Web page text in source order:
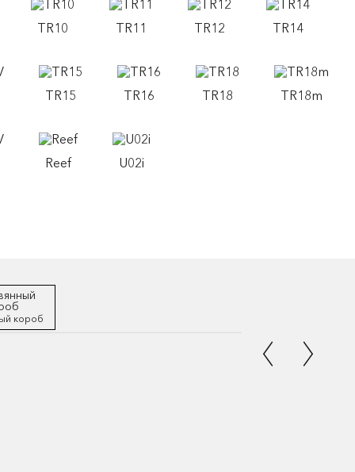
TR10 TR11 TR12 TR14
TR15 TR16 TR18 TR18m
Reef U02i
короб